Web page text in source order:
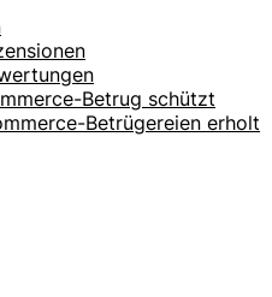
Betrug schützt
Betrügereien erholt